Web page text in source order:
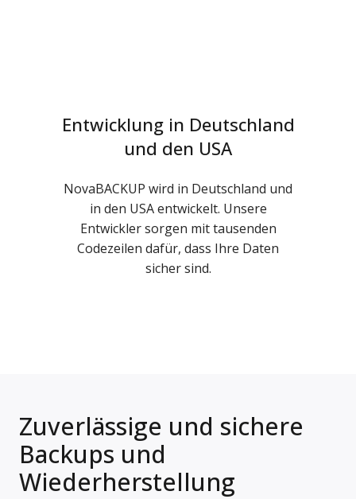
Entwicklung in Deutschland
und den USA
NovaBACKUP wird in Deutschland und
in den USA entwickelt. Unsere
Entwickler sorgen mit tausenden
Codezeilen dafür, dass Ihre Daten
sicher sind.
Zuverlässige und sichere
Backups und
Wiederherstellung